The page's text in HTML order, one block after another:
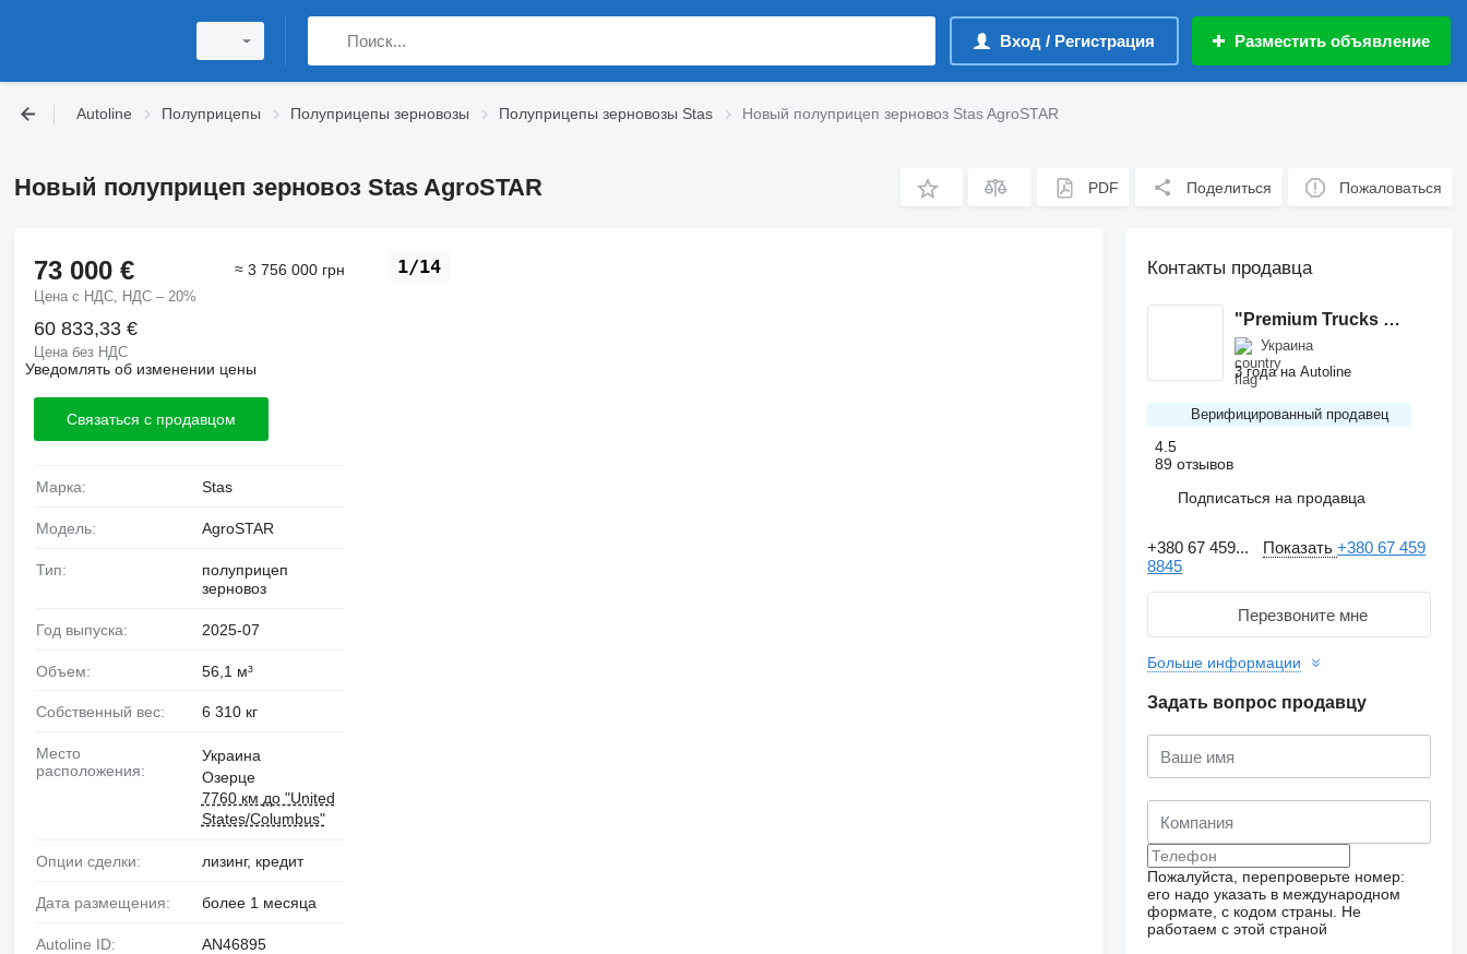
Вход / Регистрация Разместить объявление
Autoline Полуприцепы Полуприцепы зерновозы Полуприцепы зерновозы Stas Новый полуприцеп зерновоз Stas AgroSTAR
Новый полуприцеп зерновоз Stas AgroSTAR PDF Поделиться Пожаловаться
1/14
73 000 €
Цена с НДС, НДС – 20%
≈ 3 756 000 грн
60 833,33 €
Цена без НДС
Уведомлять об изменении цены
Связаться с продавцом
Марка: Stas
Модель: AgroSTAR
Тип:
полуприцеп
зерновоз
Год выпуска: 2025-07
Объем: 56,1 м³
Собственный вес: 6 310 кг
Место
расположения:
Украина
Озерце
7760 км до "United
States/Columbus"
Опции сделки: лизинг, кредит
Дата размещения: более 1 месяца
Autoline ID: AN46895
Контакты продавца
"Premium Trucks Lutsk" LTD
Украина
3 года на Autoline
Верифицированный продавец
4.5
89 отзывов
Подписаться на продавца
+380 67 459... Показать+380 67 459
8845
Перезвоните мне
Больше информации
Задать вопрос продавцу
Пожалуйста, перепроверьте номер:
его надо указать в международном
формате, с кодом страны.
Не
работаем с этой страной